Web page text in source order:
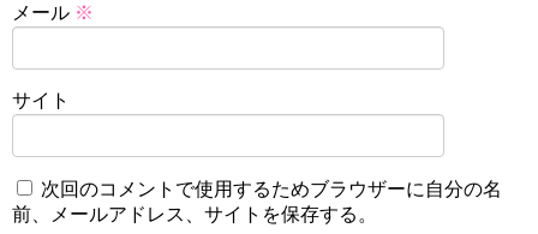
メール ※
サイト
次回のコメントで使用するためブラウザーに自分の名
前、メールアドレス、サイトを保存する。